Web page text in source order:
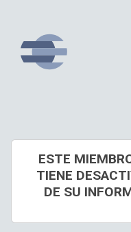
ESTE
TIENE
DE SU